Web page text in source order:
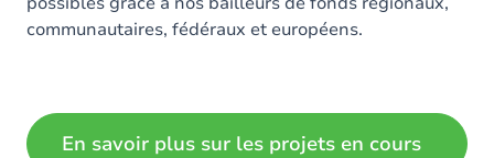
communautaires, fédéraux et européens.
En savoir plus sur les projets en cours